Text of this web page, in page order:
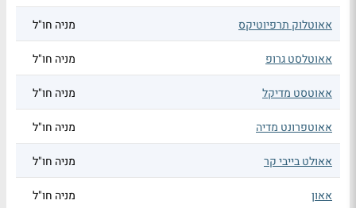
אאוטלוק תרפיוטיקס מניה חו"ל
אאוטלסט גרופ מניה חו"ל
אאוטסט מדיקל מניה חו"ל
אאוטפרונט מדיה מניה חו"ל
אאולט בייבי קר מניה חו"ל
אאון מניה חו"ל